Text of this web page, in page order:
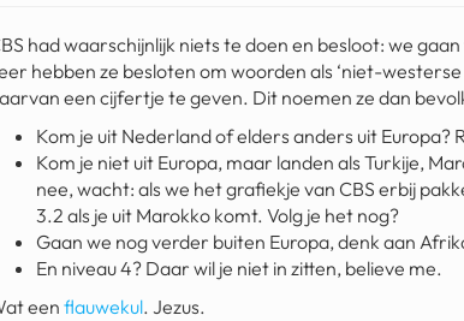
had waarschijnlijk niets te doen en besloot: we
hebben ze besloten om woorden als ‘niet-
een cijfertje te geven. Dit noemen ze dan
Kom je uit Nederland of elders anders uit Europa?
Kom je niet uit Europa, maar landen als Turkije,
nee, wacht: als we het grafiekje van CBS erbij
3.2 als je uit Marokko komt. Volg je het nog?
Gaan we nog verder buiten Europa, denk aan
En niveau 4? Daar wil je niet in zitten, believe me.
een flauwekul. Jezus.